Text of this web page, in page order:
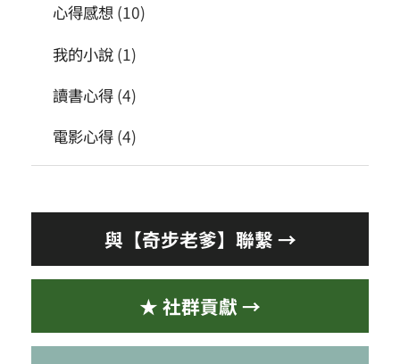
心得感想(10)
我的小說(1)
讀書心得(4)
電影心得(4)
與【奇步老爹】聯繫 →
★ 社群貢獻 →